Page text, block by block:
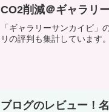
CO2削減＠ギャラリ
「ギャラリーサンカイビ
リの評判も集計しています。
ブログのレビュー！